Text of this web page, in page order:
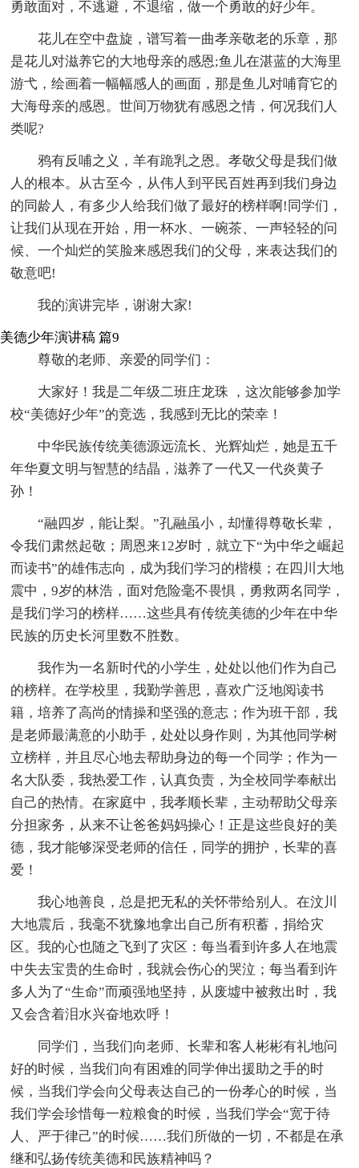
勇敢面对，不逃避，不退缩，做一个勇敢的好少年。
花儿在空中盘旋，谱写着一曲孝亲敬老的乐章，那
是花儿对滋养它的大地母亲的感恩;鱼儿在湛蓝的大海里
游弋，绘画着一幅幅感人的画面，那是鱼儿对哺育它的
大海母亲的感恩。世间万物犹有感恩之情，何况我们人
类呢?
鸦有反哺之义，羊有跪乳之恩。孝敬父母是我们做
人的根本。从古至今，从伟人到平民百姓再到我们身边
的同龄人，有多少人给我们做了最好的榜样啊!同学们，
让我们从现在开始，用一杯水、一碗茶、一声轻轻的问
候、一个灿烂的笑脸来感恩我们的父母，来表达我们的
敬意吧!
我的演讲完毕，谢谢大家!
美德少年演讲稿 篇9
尊敬的老师、亲爱的同学们：
大家好！我是二年级二班庄龙珠 ，这次能够参加学
校“美德好少年”的竞选，我感到无比的荣幸！
中华民族传统美德源远流长、光辉灿烂，她是五千
年华夏文明与智慧的结晶，滋养了一代又一代炎黄子
孙！
“融四岁，能让梨。”孔融虽小，却懂得尊敬长辈，
令我们肃然起敬；周恩来12岁时，就立下“为中华之崛起
而读书”的雄伟志向，成为我们学习的楷模；在四川大地
震中，9岁的林浩，面对危险毫不畏惧，勇救两名同学，
是我们学习的榜样……这些具有传统美德的少年在中华
民族的历史长河里数不胜数。
我作为一名新时代的小学生，处处以他们作为自己
的榜样。在学校里，我勤学善思，喜欢广泛地阅读书
籍，培养了高尚的情操和坚强的意志；作为班干部，我
是老师最满意的小助手，处处以身作则，为其他同学树
立榜样，并且尽心地去帮助身边的每一个同学；作为一
名大队委，我热爱工作，认真负责，为全校同学奉献出
自己的热情。在家庭中，我孝顺长辈，主动帮助父母亲
分担家务，从来不让爸爸妈妈操心！正是这些良好的美
德，我才能够深受老师的信任，同学的拥护，长辈的喜
爱！
我心地善良，总是把无私的关怀带给别人。在汶川
大地震后，我毫不犹豫地拿出自己所有积蓄，捐给灾
区。我的心也随之飞到了灾区：每当看到许多人在地震
中失去宝贵的生命时，我就会伤心的哭泣；每当看到许
多人为了“生命”而顽强地坚持，从废墟中被救出时，我
又会含着泪水兴奋地欢呼！
同学们，当我们向老师、长辈和客人彬彬有礼地问
好的时候，当我们向有困难的同学伸出援助之手的时
候，当我们学会向父母表达自己的一份孝心的时候，当
我们学会珍惜每一粒粮食的时候，当我们学会“宽于待
人、严于律己”的时候……我们所做的一切，不都是在承
继和弘扬传统美德和民族精神吗？